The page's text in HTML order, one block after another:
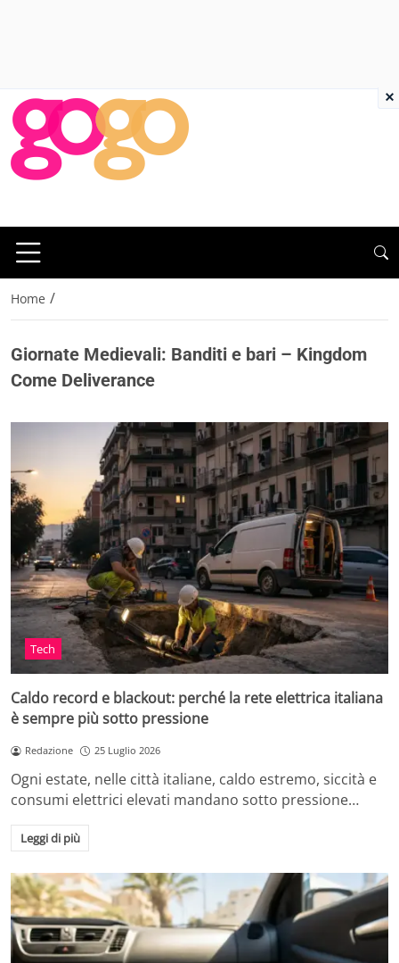
Home /
Giornate Medievali: Banditi e bari – Kingdom
Come Deliverance
Tech
Caldo record e blackout: perché la rete elettrica italiana
è sempre più sotto pressione
Redazione 25 Luglio 2026
Ogni estate, nelle città italiane, caldo estremo, siccità e
consumi elettrici elevati mandano sotto pressione…
Leggi di più
×